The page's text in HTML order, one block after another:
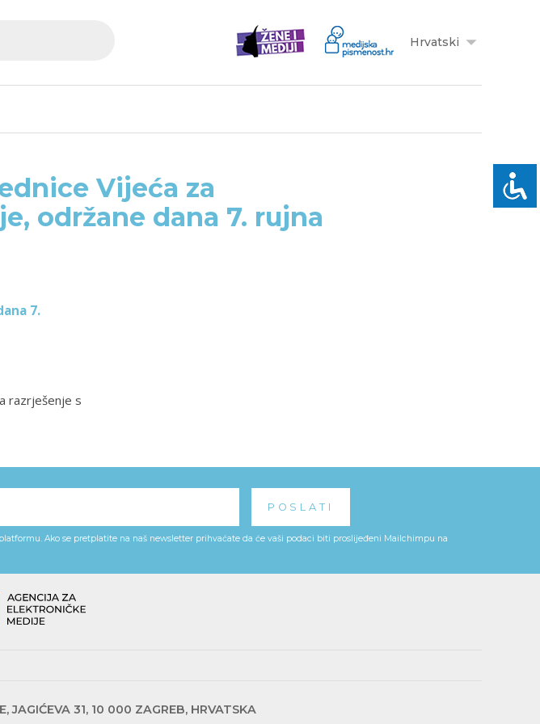
Hrvatski
Vijeća za
održane dana 7. rujna
7.
razrješenje s
Ako se pretplatite na naš newsletter prihvaćate da će vaši podaci biti proslijeđeni Mailchimpu na
JAGIĆEVA 31, 10 000 ZAGREB, HRVATSKA